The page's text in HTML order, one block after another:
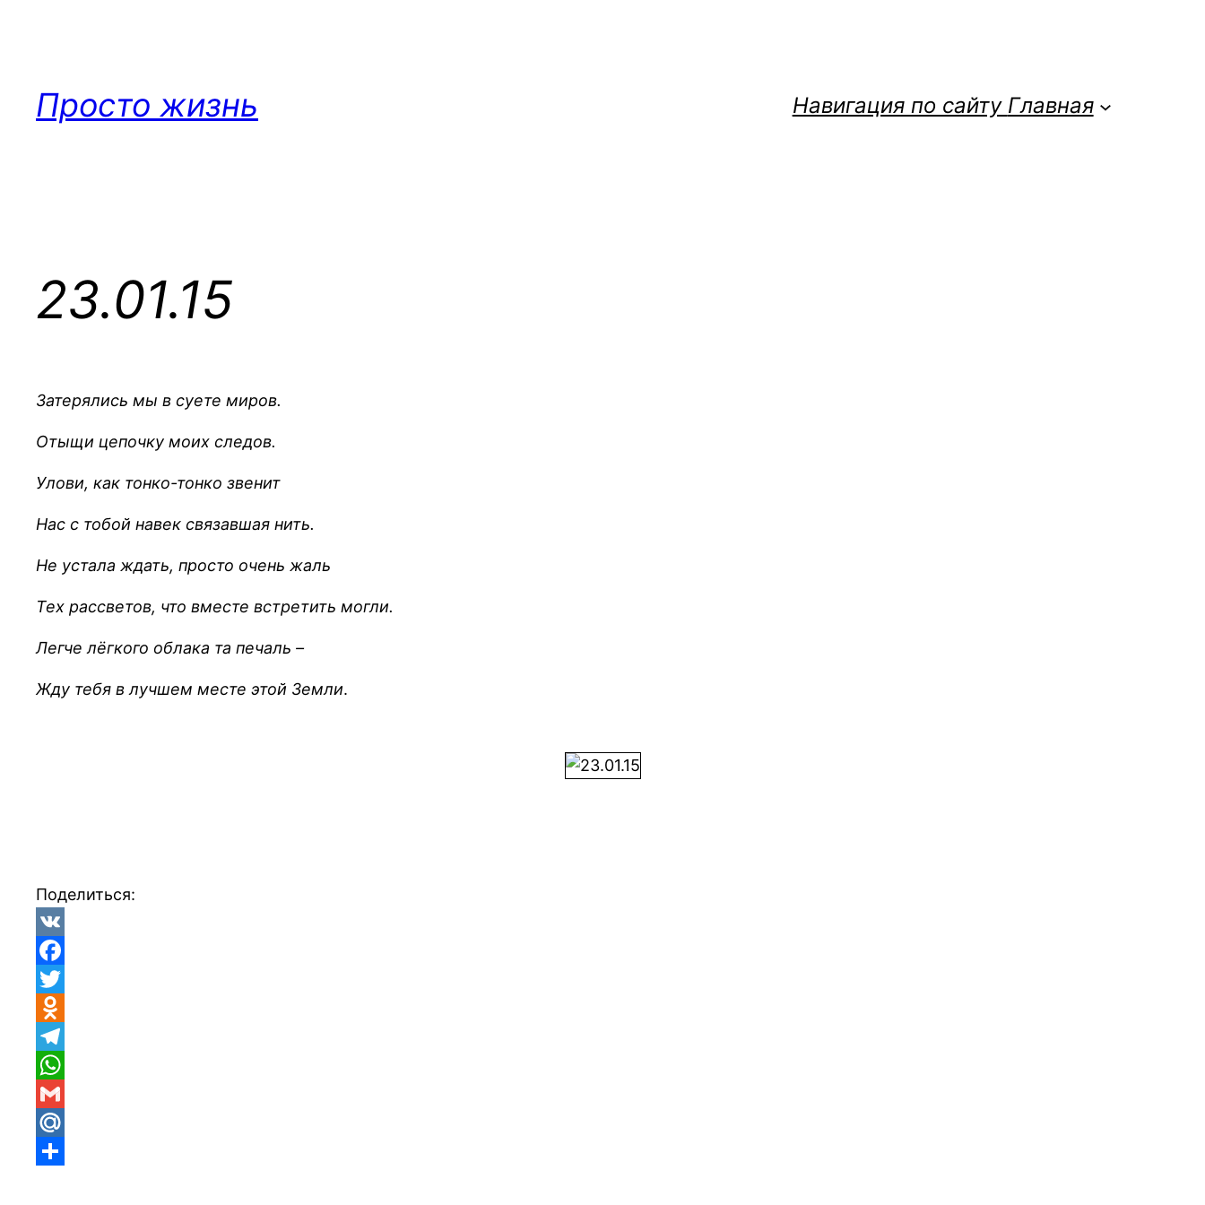
Просто жизнь Навигация по сайту Главная
23.01.15
Затерялись мы в суете миров.
Отыщи цепочку моих следов.
Улови, как тонко-тонко звенит
Нас с тобой навек связавшая нить.
Не устала ждать, просто очень жаль
Тех рассветов, что вместе встретить могли.
Легче лёгкого облака та печаль –
Жду тебя в лучшем месте этой Земли.
Поделиться:
VK
Facebook
Twitter
Odnoklassniki
Telegram
WhatsApp
Gmail
Mail.Ru